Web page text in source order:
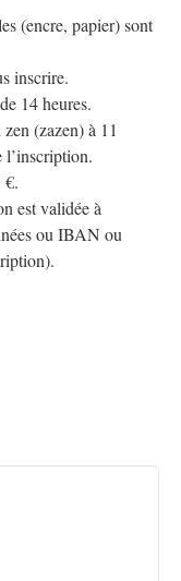
(encre, papier) sont
inscrire.
14 heures.
(zazen) à 11
l’inscription.
€.
est validée à
ou IBAN ou